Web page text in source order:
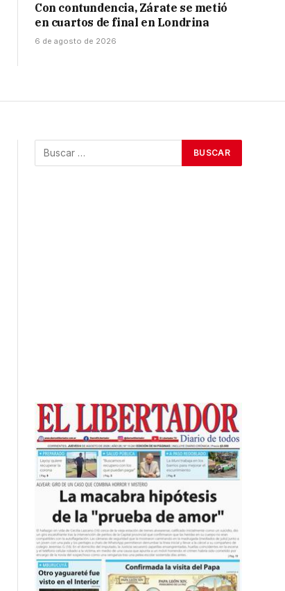
Con contundencia, Zárate se metió
en cuartos de final en Londrina
6 de agosto de 2026